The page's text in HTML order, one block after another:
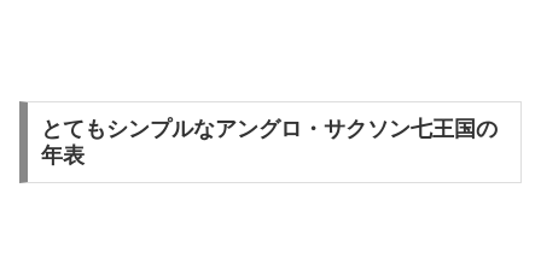
とてもシンプルなアングロ・サクソン七王国の
年表